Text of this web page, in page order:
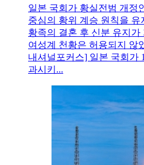
일본 국회가 황실전범 개정
중심의 황위 계승 원칙을
황족의 결혼 후 신분 유지
여성계 천황은 허용되지 않
내셔널포커스] 일본 국회가
과시키...